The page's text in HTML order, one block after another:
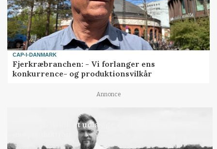
CAP-I-DANMARK
Fjerkræbranchen: - Vi forlanger ens
konkurrence- og produktionsvilkår
Annonce
Det er en uskik at udlægge et røgslør om